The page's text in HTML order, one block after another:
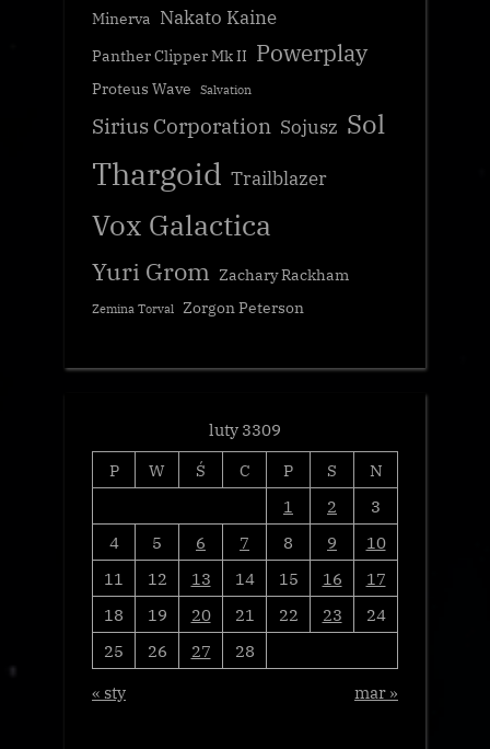
Minerva Nakato Kaine
Panther Clipper Mk II Powerplay
Proteus Wave Salvation
Sirius Corporation Sojusz Sol
Thargoid Trailblazer
Vox Galactica
Yuri Grom Zachary Rackham
Zemina Torval Zorgon Peterson
luty 3309
P
W Ś C P S
N
1
2
3
4
5 6 7 8 9
10
11
12 13 14 15 16
17
18
19 20 21 22 23
24
25
26 27
28
« sty
mar »